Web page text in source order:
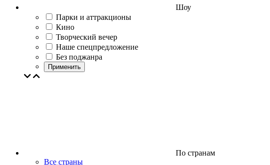
Шоу
Парки и аттракционы
Кино
Творческий вечер
Наше спецпредложение
Без поджанра
Применить
По странам
Все страны